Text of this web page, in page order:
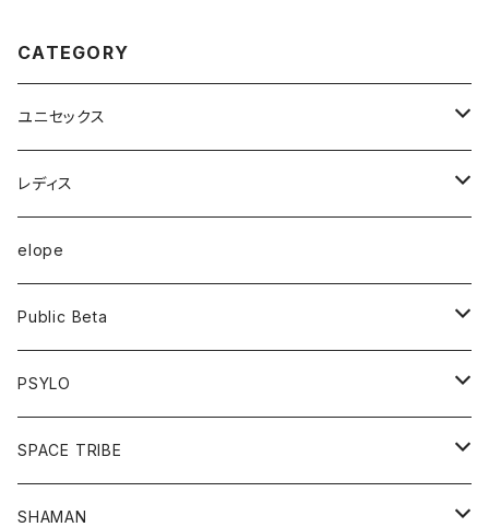
CATEGORY
ユニセックス
半袖Tシャツ
長袖Tシャツ
フーディー
パンツ
シューズ
服飾雑貨
レディス
トップス
ボトム
ワンピース
オールインワン
シューズ
elope
Public Beta
半袖Tシャツ
フーディー
長袖Tシャツ
PSYLO
トップス
ボトム
SPACE TRIBE
Tシャツ
SHAMAN